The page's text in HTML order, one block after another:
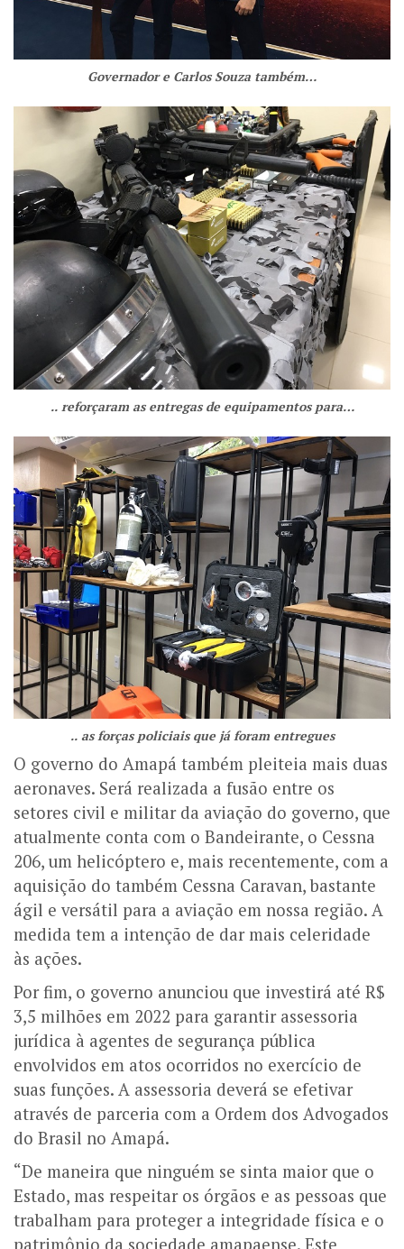
Governador e Carlos Souza também…
.. reforçaram as entregas de equipamentos para…
.. as forças policiais que já foram entregues
O governo do Amapá também pleiteia mais duas
aeronaves. Será realizada a fusão entre os
setores civil e militar da aviação do governo, que
atualmente conta com o Bandeirante, o Cessna
206, um helicóptero e, mais recentemente, com a
aquisição do também Cessna Caravan, bastante
ágil e versátil para a aviação em nossa região. A
medida tem a intenção de dar mais celeridade
às ações.
Por fim, o governo anunciou que investirá até R$
3,5 milhões em 2022 para garantir assessoria
jurídica à agentes de segurança pública
envolvidos em atos ocorridos no exercício de
suas funções. A assessoria deverá se efetivar
através de parceria com a Ordem dos Advogados
do Brasil no Amapá.
“De maneira que ninguém se sinta maior que o
Estado, mas respeitar os órgãos e as pessoas que
trabalham para proteger a integridade física e o